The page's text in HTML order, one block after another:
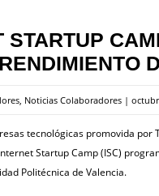
STARTUP
Noticias Colaboradores |
tecnológicas promovida por
Startup Camp (ISC)
Politécnica de Valencia.